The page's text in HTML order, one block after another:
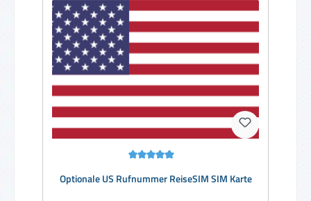
Optionale US Rufnummer ReiseSIM SIM Karte